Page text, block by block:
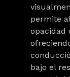
permite
opacidad
bajo el